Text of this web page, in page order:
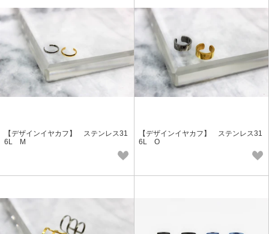
【デザインイヤカフ】 ステンレス31
6L M
【デザインイヤカフ】 ステンレス31
6L O